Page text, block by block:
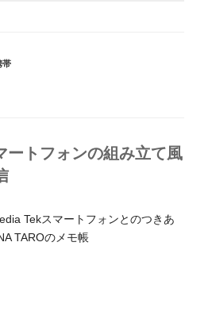
帯
トフォンの組み立て風
Tekスマートフォンとのつきあ
TAROのメモ帳